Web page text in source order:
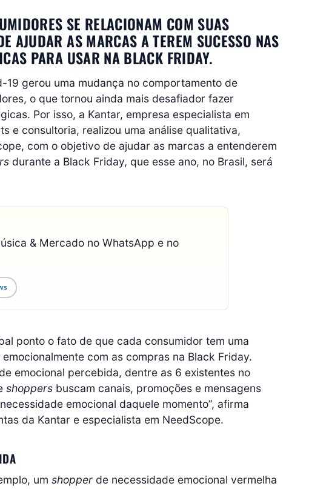
SE RELACIONAM COM SUAS
AJUDAR AS MARCAS A TEREM SUCESSO NAS
PARA USAR NA BLACK FRIDAY.
19 gerou uma mudança no comportamento de
o que tornou ainda mais desafiador fazer
Por isso, a Kantar, empresa especialista em
e consultoria, realizou uma análise qualitativa,
com o objetivo de ajudar as marcas a entenderem
durante a Black Friday, que esse ano, no Brasil, será
& Mercado no WhatsApp e no
ponto o fato de que cada consumidor tem uma
com as compras na Black Friday.
emocional percebida, dentre as 6 existentes no
shoppers buscam canais, promoções e mensagens
emocional daquele momento”, afirma
da Kantar e especialista em NeedScope.
um shopper de necessidade emocional vermelha